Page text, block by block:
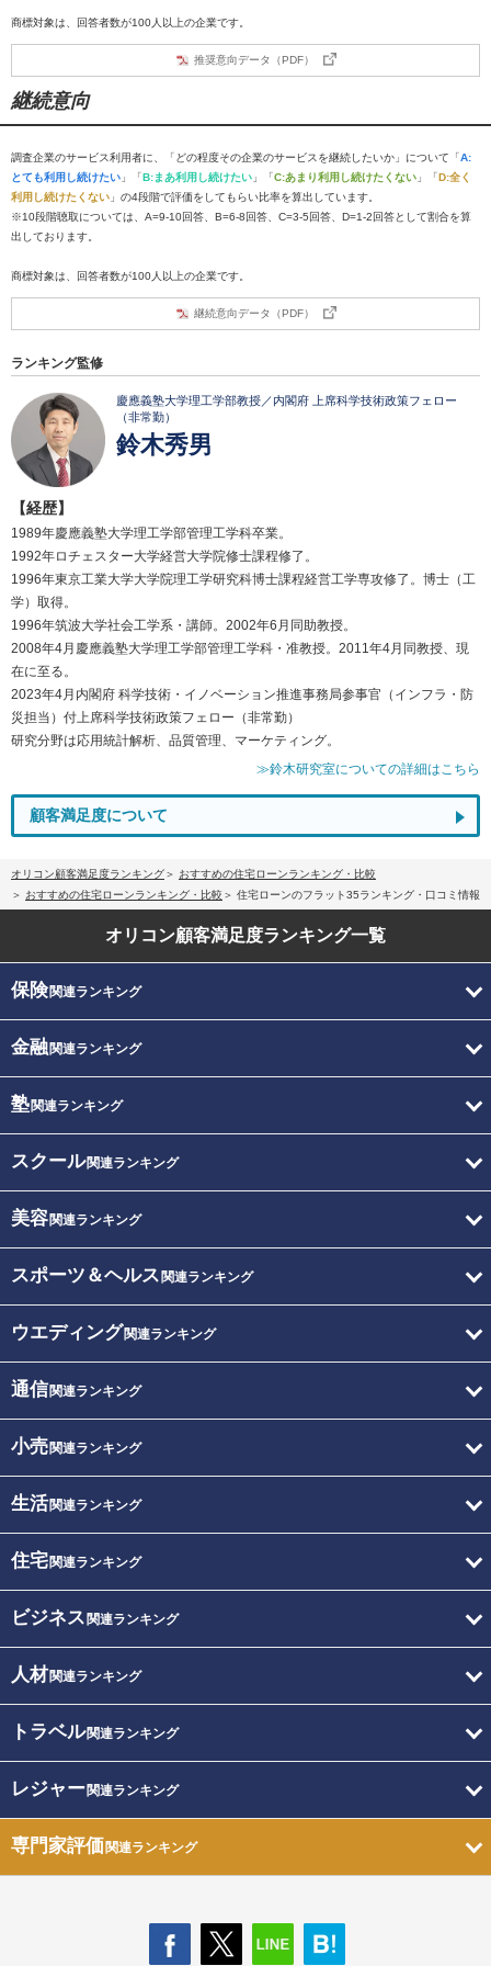
商標対象は、回答者数が100人以上の企業です。
推奨意向データ（PDF）
継続意向
調査企業のサービス利用者に、「どの程度その企業のサービスを継続したいか」について「A:
とても利用し続けたい 」「B:まあ利用し続けたい 」「C:あまり利用し続けたくない 」「D:全く
利用し続けたくない 」の4段階で評価をしてもらい比率を算出しています。
※10段階聴取については、A=9-10回答、B=6-8回答、C=3-5回答、D=1-2回答として割合を算
出しております。
商標対象は、回答者数が100人以上の企業です。
継続意向データ（PDF）
ランキング監修
慶應義塾大学理工学部教授／内閣府 上席科学技術政策フェロー
（非常勤）
鈴木秀男
【経歴】
1989年慶應義塾大学理工学部管理工学科卒業。
1992年ロチェスター大学経営大学院修士課程修了。
1996年東京工業大学大学院理工学研究科博士課程経営工学専攻修了。博士（工
学）取得。
1996年筑波大学社会工学系・講師。2002年6月同助教授。
2008年4月慶應義塾大学理工学部管理工学科・准教授。2011年4月同教授、現
在に至る。
2023年4月内閣府 科学技術・イノベーション推進事務局参事官（インフラ・防
災担当）付上席科学技術政策フェロー（非常勤）
研究分野は応用統計解析、品質管理、マーケティング。
≫鈴木研究室についての詳細はこちら
顧客満足度について
オリコン顧客満足度ランキング
おすすめの住宅ローンランキング・比較
おすすめの住宅ローンランキング・比較
住宅ローンのフラット35ランキング・口コミ情報
オリコン顧客満足度ランキング一覧
保険関連ランキング
金融関連ランキング
塾関連ランキング
スクール関連ランキング
美容関連ランキング
スポーツ＆ヘルス 関連ランキング
ウエディング関連ランキング
通信関連ランキング
小売関連ランキング
生活関連ランキング
住宅関連ランキング
ビジネス 関連ランキング
人材関連ランキング
トラベル関連ランキング
レジャー関連ランキング
専門家評価関連ランキング